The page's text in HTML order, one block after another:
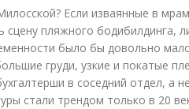
Если изваянные в
сцену пляжного бодибилдинга,
было бы довольно
груди, узкие и покатые
в соседний отдел, а
стали трендом только в 20